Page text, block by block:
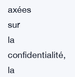
axées
sur
la
confidentialité,
la